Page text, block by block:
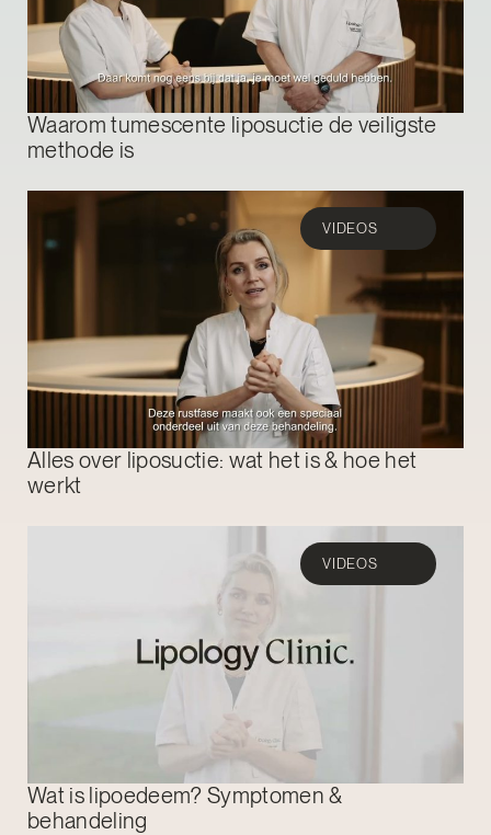
Waarom tumescente liposuctie de veiligste
methode is
Alles over liposuctie: wat het is & hoe het
werkt
VIDEOS
Wat is lipoedeem? Symptomen &
behandeling
VIDEOS